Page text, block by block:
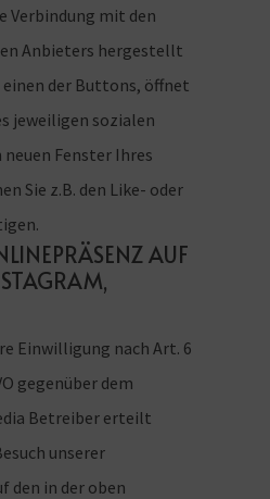
Verbindung mit den
Anbieters hergestellt
einen der Buttons, öffnet
jeweiligen sozialen
Fenster Ihres
Sie z.B. den Like- oder
AUF
Einwilligung nach Art. 6
gegenüber dem
Betreiber erteilt
unserer
den in der oben